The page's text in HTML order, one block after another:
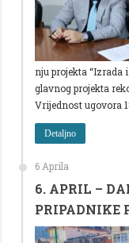
nju projekta
glavnog projekta
Vrijednost ugovora
Detaljno
6 Aprila
6. APRIL –
PRIPADNIKE